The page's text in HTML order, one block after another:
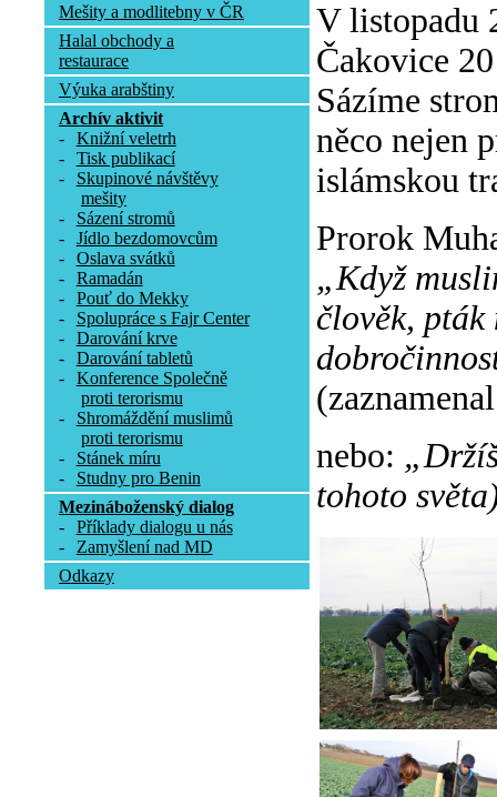
Mešity a modlitebny v ČR
Halal obchody a
restaurace
Výuka arabštiny
Archív aktivit
-
Knižní veletrh
-
Tisk publikací
-
Skupinové návštěvy
mešity
-
Sázení stromů
-
Jídlo bezdomovcům
-
Oslava svátků
-
Ramadán
-
Pouť do Mekky
-
Spolupráce s Fajr Center
-
Darování krve
-
Darování tabletů
-
Konference Společně
proti terorismu
-
Shromáždění muslimů
proti terorismu
-
Stánek míru
-
Studny pro Benin
Mezináboženský dialog
-
Příklady dialogu u nás
-
Zamyšlení nad MD
Odkazy
V listopadu
Čakovice
Sázíme
něco nejen
islámskou
Prorok
„Když
člověk,
nebo:
tohoto